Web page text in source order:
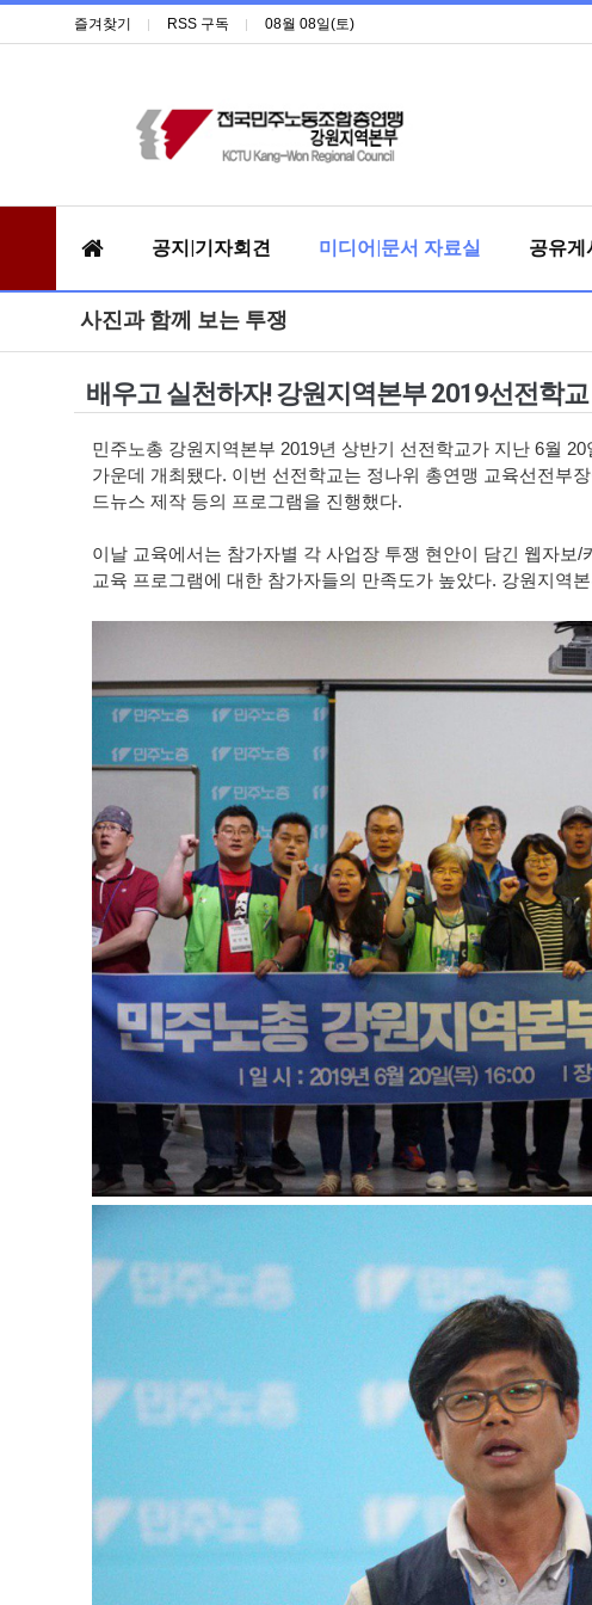
즐겨찾기 RSS 구독 08월 08일(토)
공지|기자회견 미디어|문서 자료실 공유게
사진과 함께 보는 투쟁
배우고 실천하자! 강원지역본부 2019선전학교
민주노총 강원지역본부 2019년 상반기 선전학교가 지난 6월 20
가운데 개최됐다. 이번 선전학교는 정나위 총연맹 교육선전부
드뉴스 제작 등의 프로그램을 진행했다.
이날 교육에서는 참가자별 각 사업장 투쟁 현안이 담긴 웹자보/
교육 프로그램에 대한 참가자들의 만족도가 높았다. 강원지역